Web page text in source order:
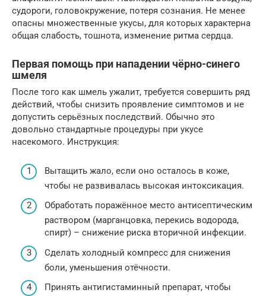
судороги, головокружение, потеря сознания. Не менее
опасны множественные укусы, для которых характерна
общая слабость, тошнота, изменение ритма сердца.
Первая помощь при нападении чёрно-синего
шмеля
После того как шмель ужалит, требуется совершить ряд
действий, чтобы снизить проявление симптомов и не
допустить серьёзных последствий. Обычно это
довольно стандартные процедуры при укусе
насекомого. Инструкция:
Вытащить жало, если оно осталось в коже,
чтобы не развивалась высокая интоксикация.
Обработать поражённое место антисептическим
раствором (марганцовка, перекись водорода,
спирт) – снижение риска вторичной инфекции.
Сделать холодный компресс для снижения
боли, уменьшения отёчности.
Принять антигистаминный препарат, чтобы